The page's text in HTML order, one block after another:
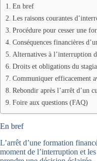
En bref
Les raisons courantes
Procédure pour cesser une
Conséquences financières
Alternatives à l’interruption
Droits et obligations du
Communiquer efficacement
Rebondir après l’arrêt d’un
Foire aux questions (FAQ)
En bref
L’arrêt d’une formation
moment de l’interruption et